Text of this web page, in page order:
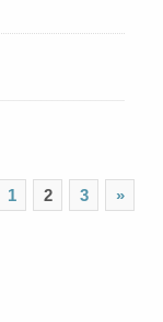
1 2 3 »